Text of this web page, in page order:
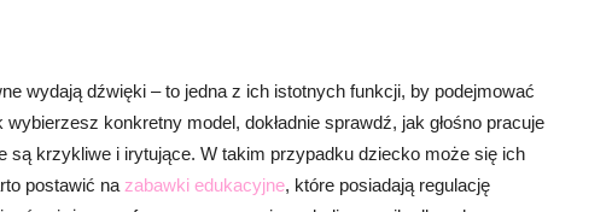
wydają dźwięki – to jedna z ich istotnych funkcji, by podejmować
konkretny model, dokładnie sprawdź, jak głośno pracuje
są krzykliwe i irytujące. W takim przypadku dziecko może się ich
postawić na zabawki edukacyjne, które posiadają regulację